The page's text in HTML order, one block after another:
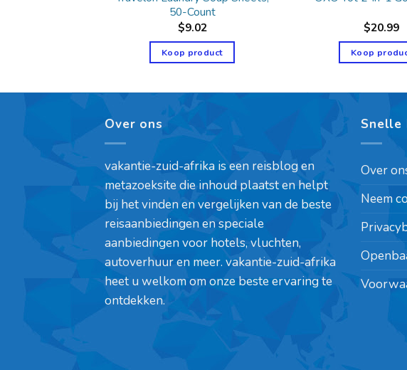
50-Count
$9.02
Koop product
$20.99
Koop
Over ons
vakantie-zuid-afrika is een reisblog en
metazoeksite die inhoud plaatst en helpt
bij het vinden en vergelijken van de beste
reisaanbiedingen en speciale
aanbiedingen voor hotels, vluchten,
autoverhuur en meer. vakantie-zuid-afrika
heet u welkom om onze beste ervaring te
ontdekken.
Snelle
Over
Neem